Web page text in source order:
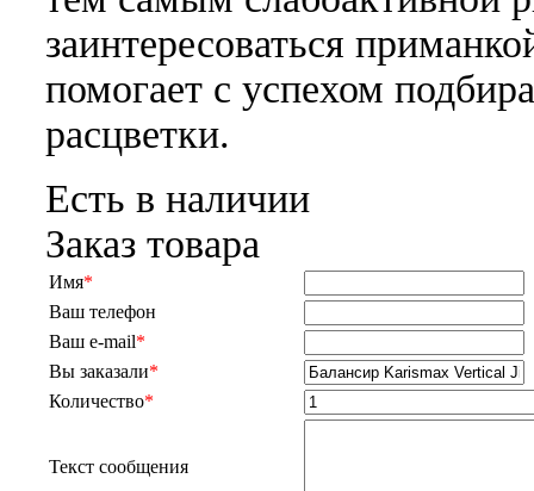
заинтересоваться
помогает с успехом
расцветки.
Есть в наличии
Заказ товара
Имя*
Ваш телефон
Ваш e-mail*
Вы заказали*
Количество*
Текст сообщения